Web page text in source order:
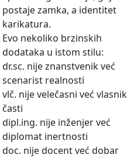
postaje zamka, a identitet
karikatura.
Evo nekoliko brzinskih
dodataka u istom stilu:
dr.sc. nije znanstvenik već
scenarist realnosti
vlč. nije velečasni već vlasnik
časti
dipl.ing. nije inženjer već
diplomat inertnosti
doc. nije docent već dobar